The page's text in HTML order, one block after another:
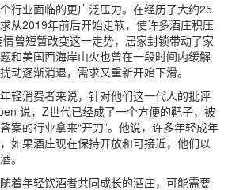
业面临的更广泛压力。在经历了大约25
从2019年前后开始走软，使许多酒庄积压
曾短暂改变这一走势，居家封锁带动了家
和美国西海岸山火也曾在一段时间内缓解
动逐渐消退，需求又重新开始下滑。
消费者来说，针对他们这一代人的批评
说，Z世代已经成了一个方便的靶子，被
案的行业拿来“开刀”。他说，许多年轻成年
如果酒庄现在保持开放和可接近，他们以
。
年轻饮酒者共同成长的酒庄，可能需要